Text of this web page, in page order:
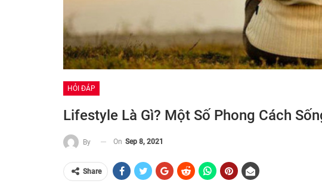
HỎI ĐÁP
Lifestyle Là Gì? Một Số Phong Cách
By On Sep 8, 2021
Share